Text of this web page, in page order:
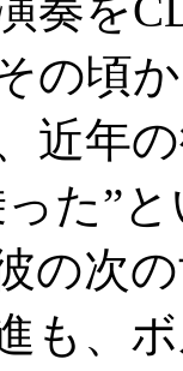
の頃
近年
た”
の次
も、